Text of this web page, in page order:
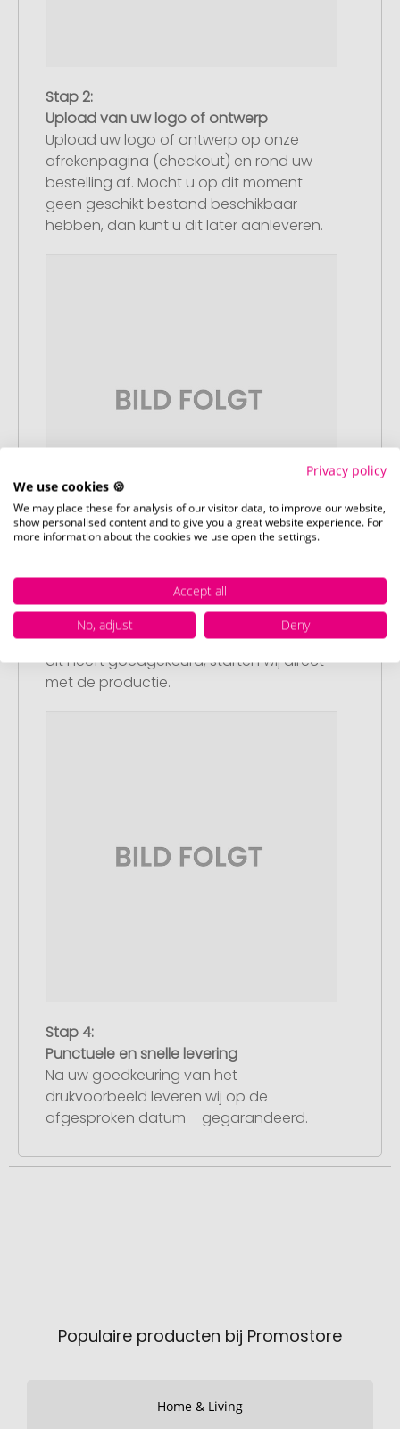
Stap 2:
Upload van uw logo of ontwerp
Upload uw logo of ontwerp op onze
afrekenpagina (checkout) en rond uw
bestelling af. Mocht u op dit moment
geen geschikt bestand beschikbaar
hebben, dan kunt u dit later aanleveren.
Stap 3:
Artikelvoorbeeld en goedkeuring
U ontvangt van ons een gratis
drukvoorbeeld met uw ontwerp. Zodra u
dit heeft goedgekeurd, starten wij direct
met de productie.
Stap 4:
Punctuele en snelle levering
Na uw goedkeuring van het
drukvoorbeeld leveren wij op de
afgesproken datum – gegarandeerd.
Populaire producten bij Promostore
Home & Living
Privacy policy
We use cookies 🍪
We may place these for analysis of our visitor data, to improve our website,
show personalised content and to give you a great website experience. For
more information about the cookies we use open the settings.
Accept all
No, adjust
Deny